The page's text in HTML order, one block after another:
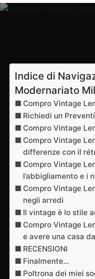
Indice di
Modernariato
Compro Vintage
Richiedi un
Compro Vintage
Compro Vintage
differenze con il
Compro Vintage
l’abbigliamento e i
Compro Vintage
negli arredi
Il vintage è lo stile
Compro Vintage
e avere una casa
RECENSIONI
Finalmente…
Poltrona dei miei